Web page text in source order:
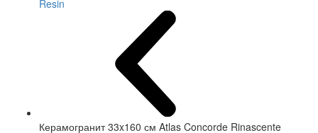
Resin
Керамогранит 33x160 см Atlas Concorde Rinascente